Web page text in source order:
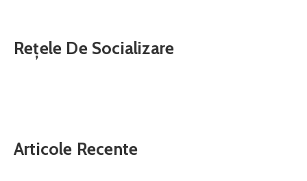
Rețele De Socializare
Articole Recente